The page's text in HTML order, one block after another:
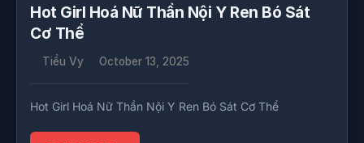
Hot Girl Hoá Nữ Thần Nội Y Ren Bó Sát
Cơ Thể
Tiểu Vy October 13, 2025
Hot Girl Hoá Nữ Thần Nội Y Ren Bó Sát Cơ Thể